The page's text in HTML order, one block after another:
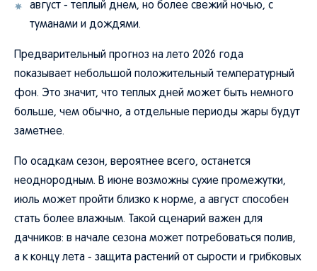
август - теплый днем, но более свежий ночью, с
туманами и дождями.
Предварительный прогноз на лето 2026 года
показывает небольшой положительный температурный
фон. Это значит, что теплых дней может быть немного
больше, чем обычно, а отдельные периоды жары будут
заметнее.
По осадкам сезон, вероятнее всего, останется
неоднородным. В июне возможны сухие промежутки,
июль может пройти близко к норме, а август способен
стать более влажным. Такой сценарий важен для
дачников: в начале сезона может потребоваться полив,
а к концу лета - защита растений от сырости и грибковых